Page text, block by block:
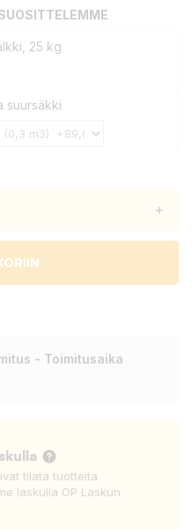
25 kg
suursäkki
+
- Toimitusaika
tilata tuotteita
laskulla OP Laskun